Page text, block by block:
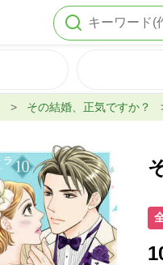
その結婚、正気ですか？